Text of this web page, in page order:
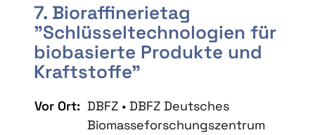
7. Bioraffinerietag
"Schlüsseltechnologien für
biobasierte Produkte und
Kraftstoffe"
Vor Ort: DBFZ • DBFZ Deutsches
Biomasseforschungszentrum